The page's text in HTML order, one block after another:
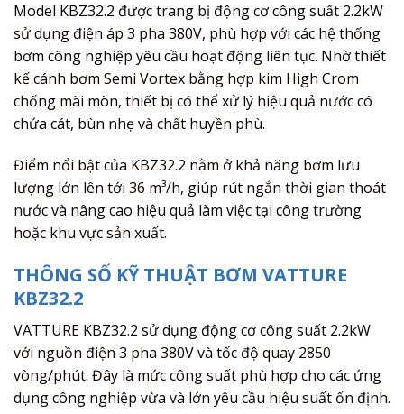
Model KBZ32.2 được trang bị động cơ công suất 2.2kW
sử dụng điện áp 3 pha 380V, phù hợp với các hệ thống
bơm công nghiệp yêu cầu hoạt động liên tục. Nhờ thiết
kế cánh bơm Semi Vortex bằng hợp kim High Crom
chống mài mòn, thiết bị có thể xử lý hiệu quả nước có
chứa cát, bùn nhẹ và chất huyền phù.
Điểm nổi bật của KBZ32.2 nằm ở khả năng bơm lưu
lượng lớn lên tới 36 m³/h, giúp rút ngắn thời gian thoát
nước và nâng cao hiệu quả làm việc tại công trường
hoặc khu vực sản xuất.
THÔNG SỐ KỸ THUẬT BƠM VATTURE
KBZ32.2
VATTURE KBZ32.2 sử dụng động cơ công suất 2.2kW
với nguồn điện 3 pha 380V và tốc độ quay 2850
vòng/phút. Đây là mức công suất phù hợp cho các ứng
dụng công nghiệp vừa và lớn yêu cầu hiệu suất ổn định.